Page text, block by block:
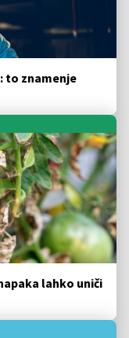
to znamenje
lahko uniči